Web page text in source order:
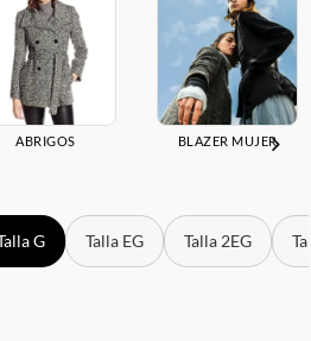
ABRIGOS BLAZER MUJER
G Talla EG Talla 2EG